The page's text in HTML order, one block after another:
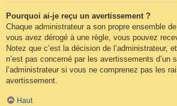
Pourquoi ai-je reçu un avertissement ?
Chaque administrateur a son propre ensemble
vous avez dérogé à une règle, vous pouvez
Notez que c’est la décision de l’administrateur,
n’est pas concerné par les avertissements d’un
l’administrateur si vous ne comprenez pas les
avertissement.
Haut